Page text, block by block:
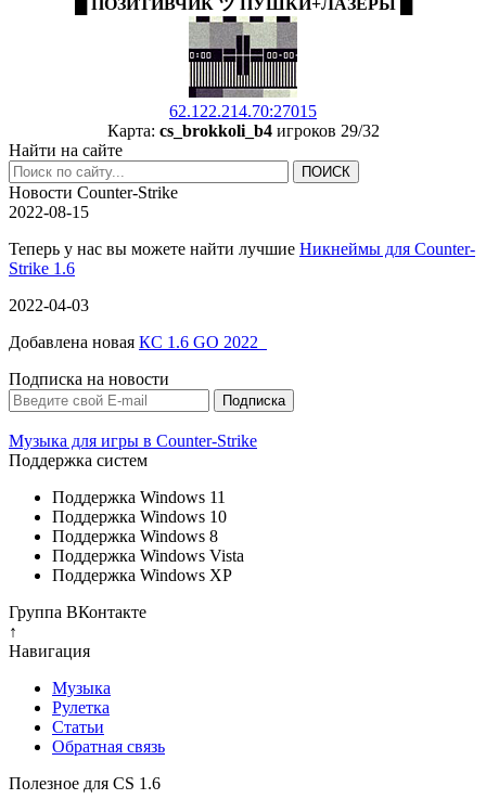
█ ПОЗИТИВЧИК ツ ПУШКИ+ЛАЗЕРЫ █
62.122.214.70:27015
Карта: cs_brokkoli_b4игроков 29/32
Найти на сайте
Новости Counter-Strike
2022-08-15
Теперь у нас вы можете найти лучшие Никнеймы для Counter-
Strike 1.6
2022-04-03
Добавлена новая КС 1.6 GO 2022
Подписка на новости
Музыка для игры в Counter-Strike
Поддержка систем
Поддержка Windows 11
Поддержка Windows 10
Поддержка Windows 8
Поддержка Windows Vista
Поддержка Windows XP
Группа ВКонтакте
↑
Навигация
Музыка
Рулетка
Cтатьи
Обратная связь
Полезное для CS 1.6